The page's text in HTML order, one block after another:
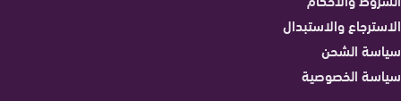
الاسترجاع والاستبدال
سياسة الشحن
سياسة الخصوصية